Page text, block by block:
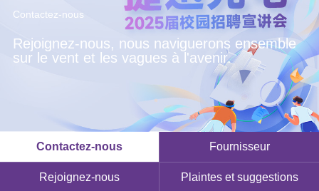
Contactez-nous
Rejoignez-nous, nous naviguerons ensemble
sur le vent et les vagues à l'avenir.
Contactez-nous Fournisseur
Rejoignez-nous Plaintes et suggestions